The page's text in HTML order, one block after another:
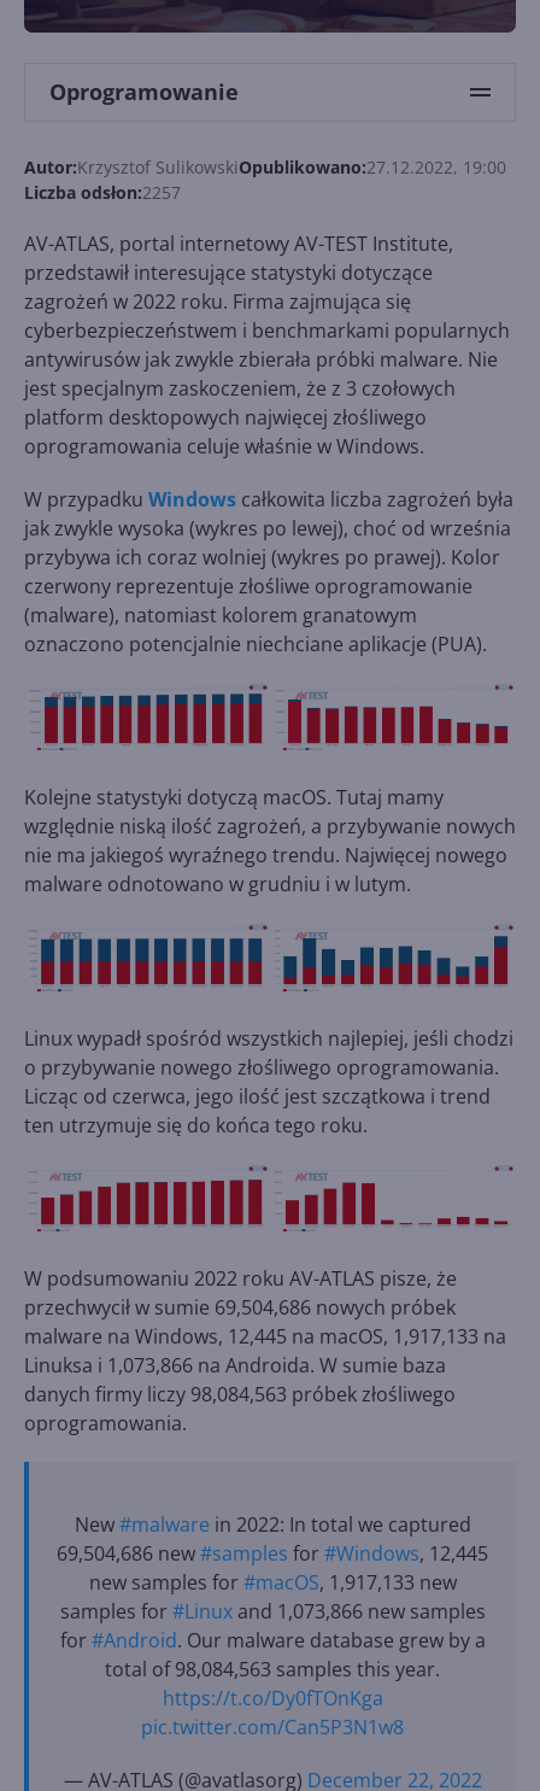
Oprogramowanie
Autor:Krzysztof SulikowskiOpublikowano:27.12.2022, 19:00
Liczba odsłon:2257
AV-ATLAS, portal internetowy AV-TEST Institute,
przedstawił interesujące statystyki dotyczące
zagrożeń w 2022 roku. Firma zajmująca się
cyberbezpieczeństwem i benchmarkami popularnych
antywirusów jak zwykle zbierała próbki malware. Nie
jest specjalnym zaskoczeniem, że z 3 czołowych
platform desktopowych najwięcej złośliwego
oprogramowania celuje właśnie w Windows.
W przypadku Windows całkowita liczba zagrożeń była
jak zwykle wysoka (wykres po lewej), choć od września
przybywa ich coraz wolniej (wykres po prawej). Kolor
czerwony reprezentuje złośliwe oprogramowanie
(malware), natomiast kolorem granatowym
oznaczono potencjalnie niechciane aplikacje (PUA).
Kolejne statystyki dotyczą macOS. Tutaj mamy
względnie niską ilość zagrożeń, a przybywanie nowych
nie ma jakiegoś wyraźnego trendu. Najwięcej nowego
malware odnotowano w grudniu i w lutym.
Linux wypadł spośród wszystkich najlepiej, jeśli chodzi
o przybywanie nowego złośliwego oprogramowania.
Licząc od czerwca, jego ilość jest szczątkowa i trend
ten utrzymuje się do końca tego roku.
W podsumowaniu 2022 roku AV-ATLAS pisze, że
przechwycił w sumie 69,504,686 nowych próbek
malware na Windows, 12,445 na macOS, 1,917,133 na
Linuksa i 1,073,866 na Androida. W sumie baza
danych firmy liczy 98,084,563 próbek złośliwego
oprogramowania.
New#malware in 2022: In total we captured
69,504,686 new#samples for #Windows, 12,445
new samples for #macOS, 1,917,133 new
samples for #Linuxand 1,073,866 new samples
for #Android. Our malware database grew by a
total of 98,084,563 samples this year.
https://t.co/Dy0fTOnKga
pic.twitter.com/Can5P3N1w8
— AV-ATLAS (@avatlasorg) December 22, 2022